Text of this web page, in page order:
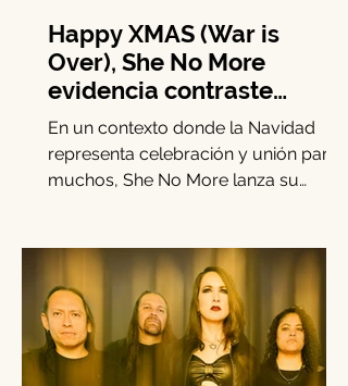
Happy XMAS (War is
Over), She No More
evidencia contraste
navideño y llama a la
En un contexto donde la Navidad
versión metal sinfónica de “Happy
Xmas (War Is Over)”, recordando que
millones de personas en zonas de
conflicto armado no tienen motivos
para festejar. La banda mexicana